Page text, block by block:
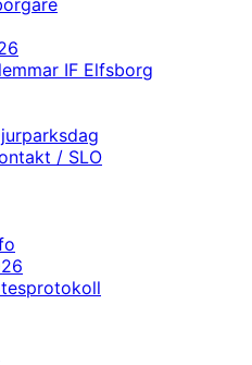
IF Elfsborg
/ SLO